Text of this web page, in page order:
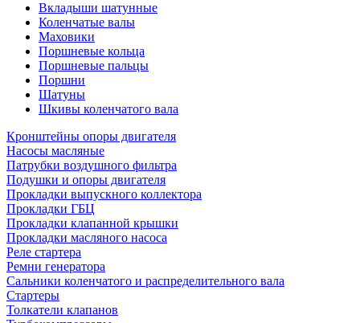
Вкладыши шатунные
Коленчатые валы
Маховики
Поршневые кольца
Поршневые пальцы
Поршни
Шатуны
Шкивы коленчатого вала
Кронштейны опоры двигателя
Насосы масляные
Патрубки воздушного фильтра
Подушки и опоры двигателя
Прокладки выпускного коллектора
Прокладки ГБЦ
Прокладки клапанной крышки
Прокладки масляного насоса
Реле стартера
Ремни генератора
Сальники коленчатого и распределительного вала
Стартеры
Толкатели клапанов